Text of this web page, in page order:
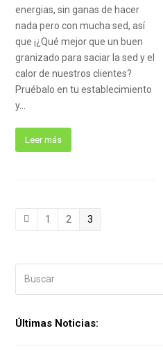
energias, sin ganas de hacer
nada pero con mucha sed, así
que ¡¿Qué mejor que un buen
granizado para saciar la sed y el
calor de nuestros clientes?
Pruébalo en tu establecimiento
y…
Leer más
AnteriorPage
1 Page
2 Page
3
Últimas Noticias: